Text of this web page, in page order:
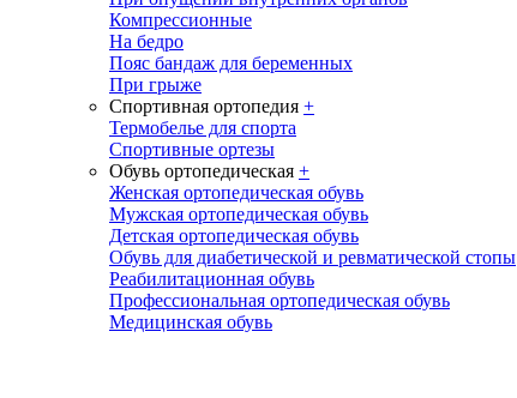
Компрессионные
На бедро
Пояс бандаж для беременных
При грыже
Спортивная ортопедия +
Термобелье для спорта
Спортивные ортезы
Обувь ортопедическая +
Женская ортопедическая обувь
Мужская ортопедическая обувь
Детская ортопедическая обувь
Обувь для диабетической и ревматической стопы
Реабилитационная обувь
Профессиональная ортопедическая обувь
Медицинская обувь